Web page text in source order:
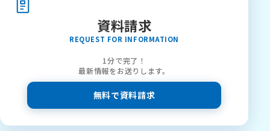
資料請求
REQUEST FOR INFORMATION
1分で完了！
最新情報をお送りします。
無料で資料請求